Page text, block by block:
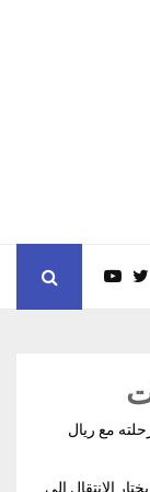
مع ريال
الإنتقال إلى